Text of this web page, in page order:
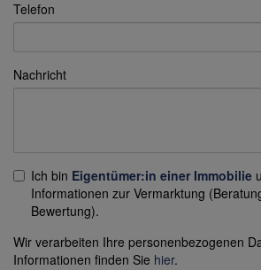
Telefon
Nachricht
Ich bin Eigentümer:in einer Immobilie
Informationen zur Vermarktung
Bewertung).
Wir verarbeiten Ihre personenbezogenen
Informationen finden Sie hier.